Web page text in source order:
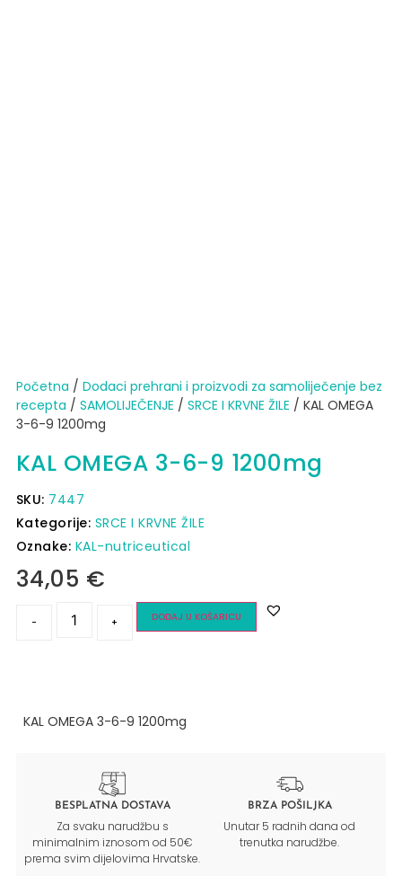
Početna / Dodaci prehrani i proizvodi za samoliječenje bez
recepta / SAMOLIJEČENJE / SRCE I KRVNE ŽILE / KAL OMEGA
3-6-9 1200mg
KAL OMEGA 3-6-9 1200mg
SKU: 7447
Kategorije: SRCE I KRVNE ŽILE
Oznake: KAL-nutriceutical
34,05 €
- + DODAJ U KOŠARICU
KAL OMEGA 3-6-9 1200mg
BESPLATNA DOSTAVA
Za svaku narudžbu s
minimalnim iznosom od 50€
prema svim dijelovima Hrvatske.
BRZA POŠILJKA
Unutar 5 radnih dana od
trenutka narudžbe.